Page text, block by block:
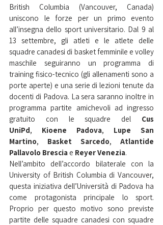
British Columbia (Vancouver, Canada)
uniscono le forze per un primo evento
all’insegna dello sport universitario. Dal 9 al
13 settembre, gli atleti e le atlete delle
squadre canadesi di basket femminile e volley
maschile seguiranno un programma di
training fisico-tecnico (gli allenamenti sono a
porte aperte) e una serie di lezioni tenute da
docenti di Padova. La sera saranno inoltre in
programma partite amichevoli ad ingresso
gratuito con le squadre del Cus
UniPd, Kioene Padova, Lupe San
Martino, Basket Sarcedo, Atlantide
Pallavolo Brescia e Reyer Venezia.
Nell’ambito dell’accordo bilaterale con la
University of British Columbia di Vancouver,
questa iniziativa dell’Università di Padova ha
come protagonista principale lo sport.
Proprio per questo motivo sono previste
partite delle squadre canadesi con squadre